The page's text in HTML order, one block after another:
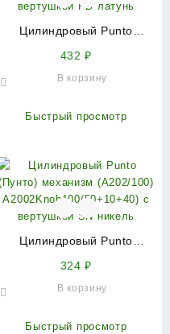
Цилиндровый Punto
A2002Knob80(35+10+35) с
432₽
В корзину
Быстрый просмотр
Цилиндровый Punto
A2002Knob100(50+10+40) с
324₽
В корзину
Быстрый просмотр